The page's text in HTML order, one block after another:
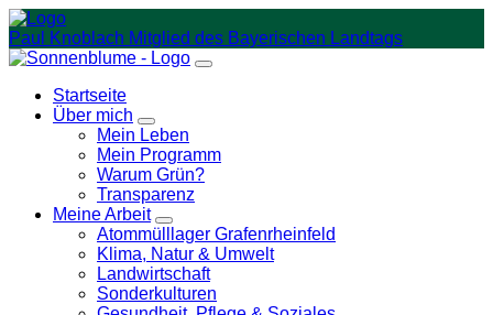
Weiter
zum
Inhalt
Paul Knoblach Mitglied des Bayerischen Landtags
Startseite
Über mich
Zeige
Untermenü
Mein Leben
Mein Programm
Warum Grün?
Transparenz
Meine Arbeit
Zeige
Untermenü
Atommülllager Grafenrheinfeld
Klima, Natur & Umwelt
Landwirtschaft
Sonderkulturen